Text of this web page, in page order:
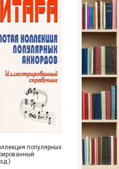
популярных